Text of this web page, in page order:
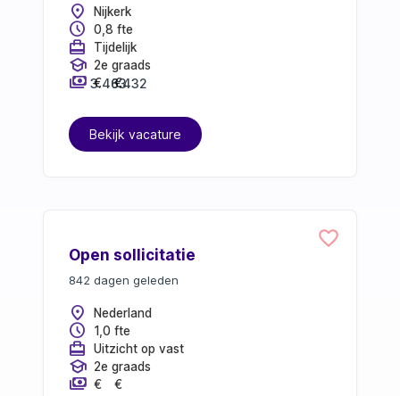
location_on Nijkerk
schedule 0,8 fte
card_travel Tijdelijk
school 2e graads
payments €
3.463
€
6.432
Bekijk vacature
Open sollicitatie
842 dagen geleden
location_on Nederland
schedule 1,0 fte
card_travel Uitzicht op vast
school 2e graads
payments € €